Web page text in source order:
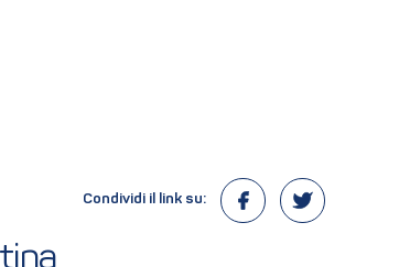
Condividi il link su: